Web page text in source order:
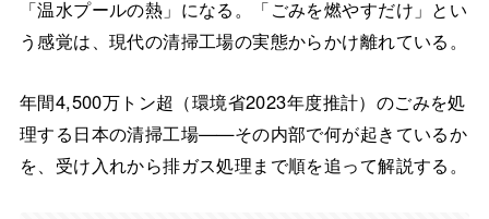
「温水プールの熱」になる。「ごみを燃やすだけ」とい
う感覚は、現代の清掃工場の実態からかけ離れている。
年間4,500万トン超（環境省2023年度推計）のごみを処
理する日本の清掃工場——その内部で何が起きているか
を、受け入れから排ガス処理まで順を追って解説する。